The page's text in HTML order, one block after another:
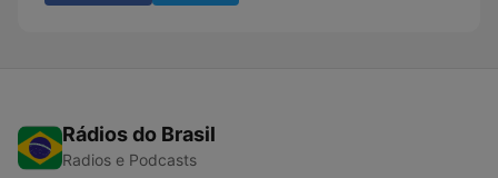
Rádios do Brasil
Radios e Podcasts